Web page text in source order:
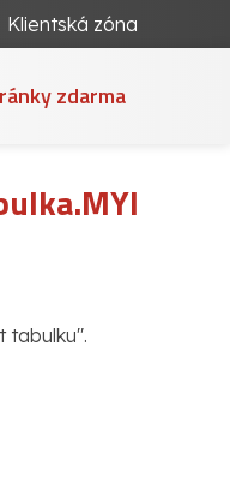
Klientská zóna
zdarma
tabulku".